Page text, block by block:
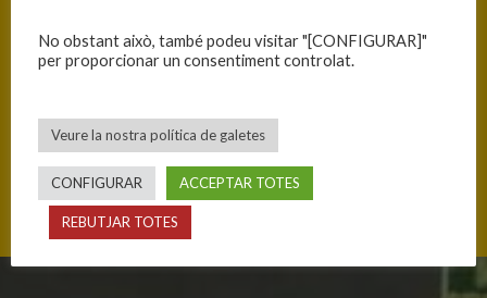
Concurs fotos equips 24-25
No obstant això, també podeu visitar "[CONFIGURAR]"
per proporcionar un consentiment controlat.
Veure la nostra política de galetes
CONFIGURAR ACCEPTAR TOTES
REBUTJAR TOTES